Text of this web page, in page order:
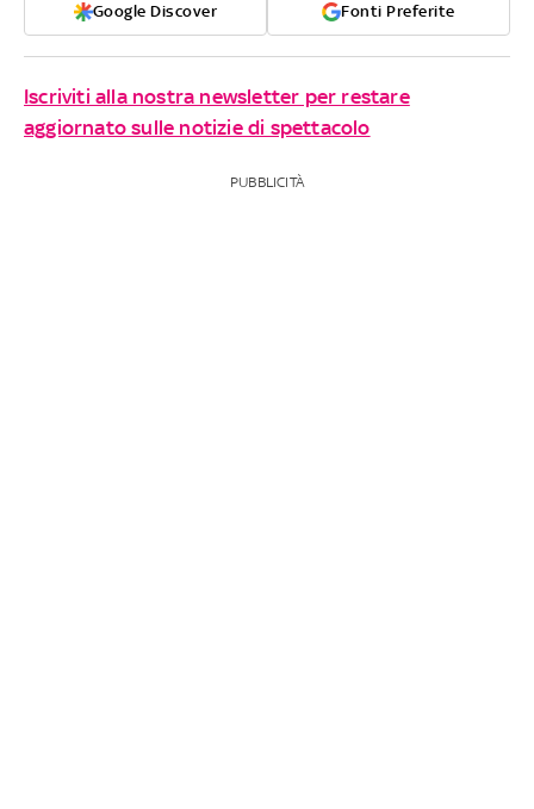
Google Discover Fonti Preferite
Iscriviti alla nostra newsletter per restare
aggiornato sulle notizie di spettacolo
PUBBLICITÀ